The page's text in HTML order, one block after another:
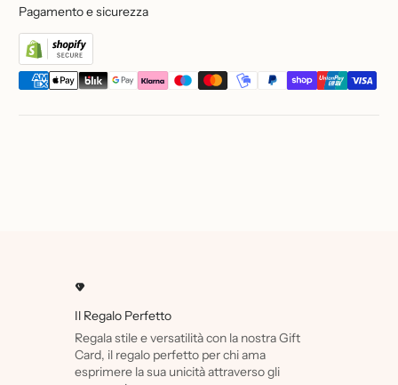
Pagamento e sicurezza
Il Regalo Perfetto
Regala stile e versatilità con la nostra Gift
Card, il regalo perfetto per chi ama
esprimere la sua unicità attraverso gli